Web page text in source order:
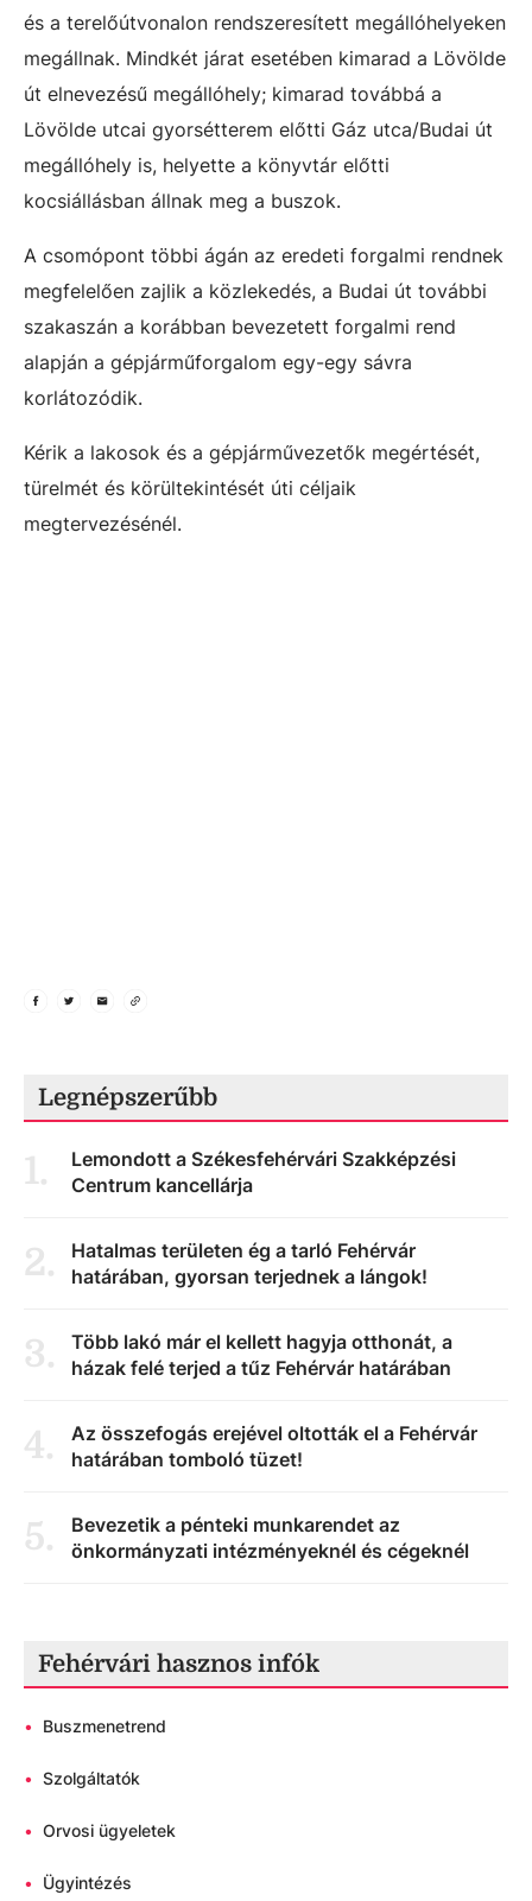
és a terelőútvonalon rendszeresített megállóhelyeken
megállnak. Mindkét járat esetében kimarad a Lövölde
út elnevezésű megállóhely; kimarad továbbá a
Lövölde utcai gyorsétterem előtti Gáz utca/Budai út
megállóhely is, helyette a könyvtár előtti
kocsiállásban állnak meg a buszok.
A csomópont többi ágán az eredeti forgalmi rendnek
megfelelően zajlik a közlekedés, a Budai út további
szakaszán a korábban bevezetett forgalmi rend
alapján a gépjárműforgalom egy-egy sávra
korlátozódik.
Kérik a lakosok és a gépjárművezetők megértését,
türelmét és körültekintését úti céljaik
megtervezésénél.
Legnépszerűbb
1.
Lemondott a Székesfehérvári Szakképzési
Centrum kancellárja
2.
Hatalmas területen ég a tarló Fehérvár
határában, gyorsan terjednek a lángok!
3.
Több lakó már el kellett hagyja otthonát, a
házak felé terjed a tűz Fehérvár határában
4.
Az összefogás erejével oltották el a Fehérvár
határában tomboló tüzet!
5.
Bevezetik a pénteki munkarendet az
önkormányzati intézményeknél és cégeknél
Fehérvári hasznos infók
• Buszmenetrend
• Szolgáltatók
• Orvosi ügyeletek
• Ügyintézés